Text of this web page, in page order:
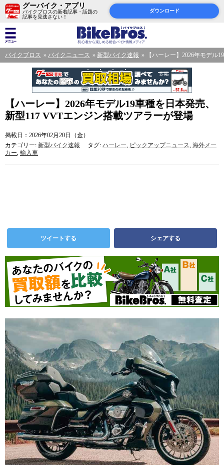
グーバイク・アプリ
バイクブロスの新着記事・話題の
記事を見逃さない！
ダウンロード
バイクブロス バイクニュース 新型バイク速報 【ハーレー】2026年モデル
【ハーレー】2026年モデル19車種を日本発売、
新型117 VVTエンジン搭載ツアラーが登場
掲載日：2026年02月20日（金）
カテゴリー: 新型バイク速報 タグ: ハーレー, ピックアップニュース, 海外メー
カー, 輸入車
ツイートする シェアする